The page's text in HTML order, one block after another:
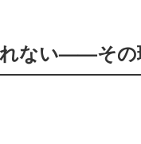
ない——その